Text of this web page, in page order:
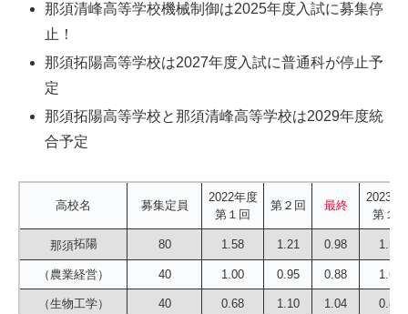
那須清峰高等学校機械制御は2025年度入試に募集停
止！
那須拓陽高等学校は2027年度入試に普通科が停止予
定
那須拓陽高等学校と那須清峰高等学校は2029年度統
合予定
高校名 募集定員
2022年度
第１回
第２回 最終
2023年
第１回
那須拓陽 80 1.58 1.21 0.98 1.56
（農業経営） 40 1.00 0.95 0.88 1.68
（生物工学） 40 0.68 1.10 1.04 0.80